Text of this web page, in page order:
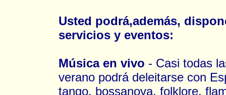
Usted podrá,además,
servicios y eventos:
Música en vivo - Casi todas
verano podrá deleitarse con
tango, bossanova, folklore,